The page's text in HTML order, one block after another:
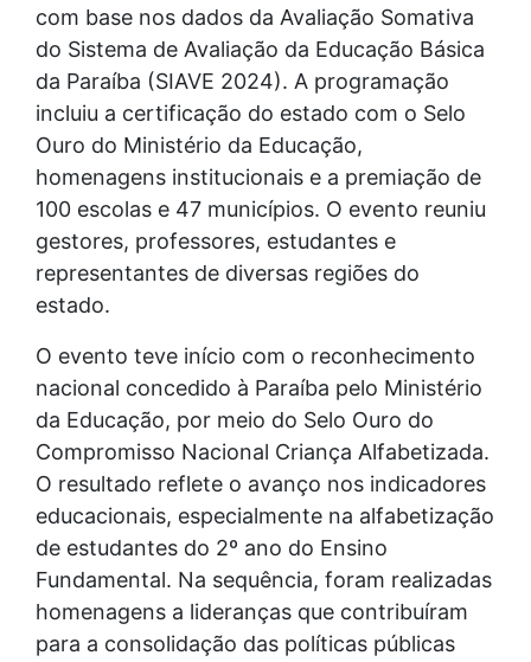
com base nos dados da Avaliação Somativa
do Sistema de Avaliação da Educação Básica
da Paraíba (SIAVE 2024). A programação
incluiu a certificação do estado com o Selo
Ouro do Ministério da Educação,
homenagens institucionais e a premiação de
100 escolas e 47 municípios. O evento reuniu
gestores, professores, estudantes e
representantes de diversas regiões do
estado.
O evento teve início com o reconhecimento
nacional concedido à Paraíba pelo Ministério
da Educação, por meio do Selo Ouro do
Compromisso Nacional Criança Alfabetizada.
O resultado reflete o avanço nos indicadores
educacionais, especialmente na alfabetização
de estudantes do 2º ano do Ensino
Fundamental. Na sequência, foram realizadas
homenagens a lideranças que contribuíram
para a consolidação das políticas públicas